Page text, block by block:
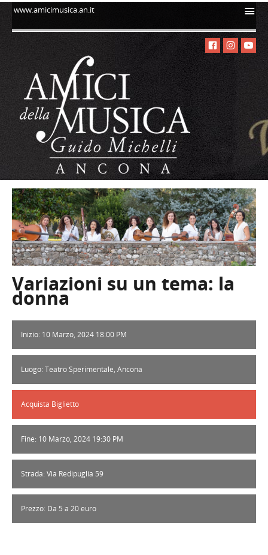
www.amicimusica.an.it i
Variazioni su un tema: la
donna
Inizio: 10 Marzo, 2024 18:00 PM
Luogo: Teatro Sperimentale, Ancona
Acquista Biglietto
Fine: 10 Marzo, 2024 19:30 PM
Strada: Via Redipuglia 59
Prezzo: Da 5 a 20 euro